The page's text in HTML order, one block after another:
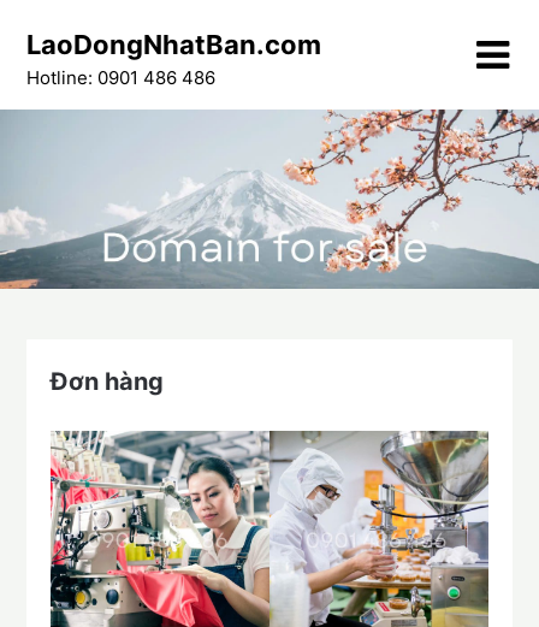
content
LaoDongNhatBan.com
Hotline: 0901 486 486
Đơn hàng